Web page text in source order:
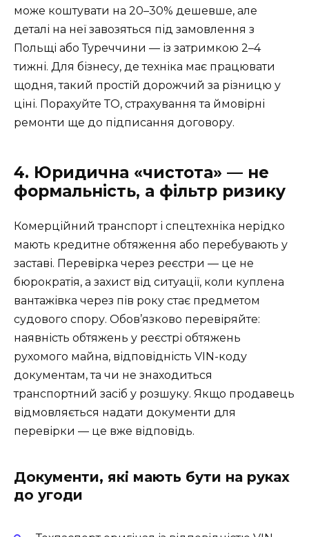
може коштувати на 20–30% дешевше, але
деталі на неї завозяться під замовлення з
Польщі або Туреччини — із затримкою 2–4
тижні. Для бізнесу, де техніка має працювати
щодня, такий простій дорожчий за різницю у
ціні. Порахуйте ТО, страхування та ймовірні
ремонти ще до підписання договору.
4. Юридична «чистота» — не
формальність, а фільтр ризику
Комерційний транспорт і спецтехніка нерідко
мають кредитне обтяження або перебувають у
заставі. Перевірка через реєстри — це не
бюрократія, а захист від ситуації, коли куплена
вантажівка через пів року стає предметом
судового спору. Обов’язково перевіряйте:
наявність обтяжень у реєстрі обтяжень
рухомого майна, відповідність VIN-коду
документам, та чи не знаходиться
транспортний засіб у розшуку. Якщо продавець
відмовляється надати документи для
перевірки — це вже відповідь.
Документи, які мають бути на руках
до угоди